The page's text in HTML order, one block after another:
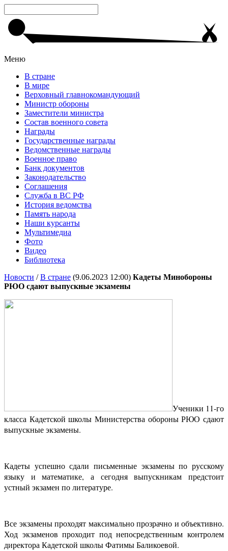
Меню
В стране
В мире
Верховный главнокомандующий
Министр обороны
Заместители министра
Состав военного совета
Награды
Государственные награды
Ведомственные награды
Военное право
Банк документов
Законодательство
Соглашения
Служба в ВС РФ
История ведомства
Память народа
Наши курсанты
Мультимедиа
Фото
Видео
Библиотека
Новости /В стране (9.06.2023 12:00) Кадеты Минобороны
РЮО сдают выпускные экзамены
Ученики 11-го
класса Кадетской школы Министерства обороны РЮО сдают
выпускные экзамены.
Кадеты успешно сдали письменные экзамены по русскому
языку и математике, а сегодня выпускникам предстоит
устный экзамен по литературе.
Все экзамены проходят максимально прозрачно и объективно.
Ход экзаменов проходит под непосредственным контролем
директора Кадетской школы Фатимы Баликоевой.